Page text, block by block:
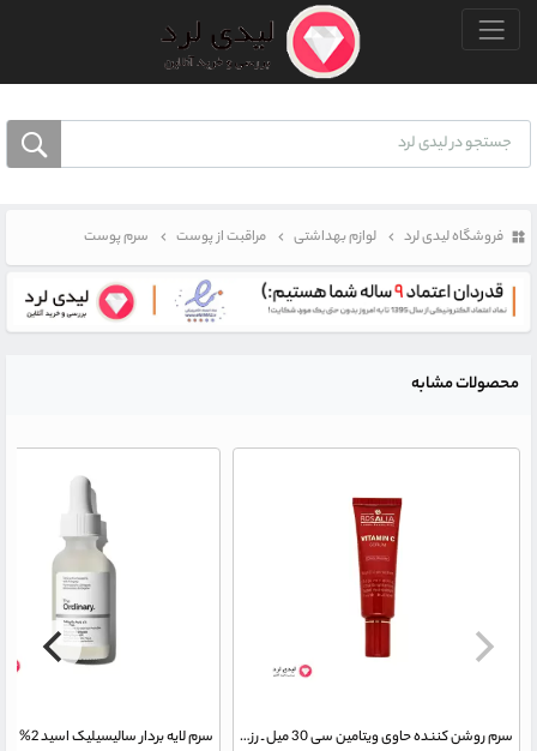
منو بالا
فروشگاه لیدی لرد لوازم بهداشتی مراقبت از پوست سرم پوست
محصولات مشابه
سرم روشن کننده حاوی ویتامین سی 30 میل ـ رزالیا